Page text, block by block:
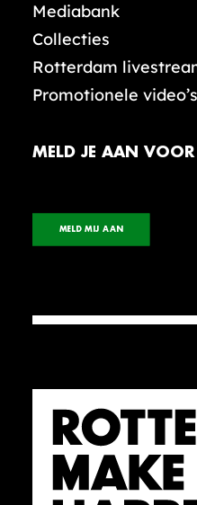
Mediabank
Collecties
Rotterdam
Promotionele video’s
MELD JE AAN VOOR
MELD MIJ AAN